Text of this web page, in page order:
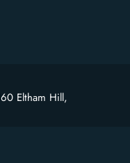
Eltham Hill,